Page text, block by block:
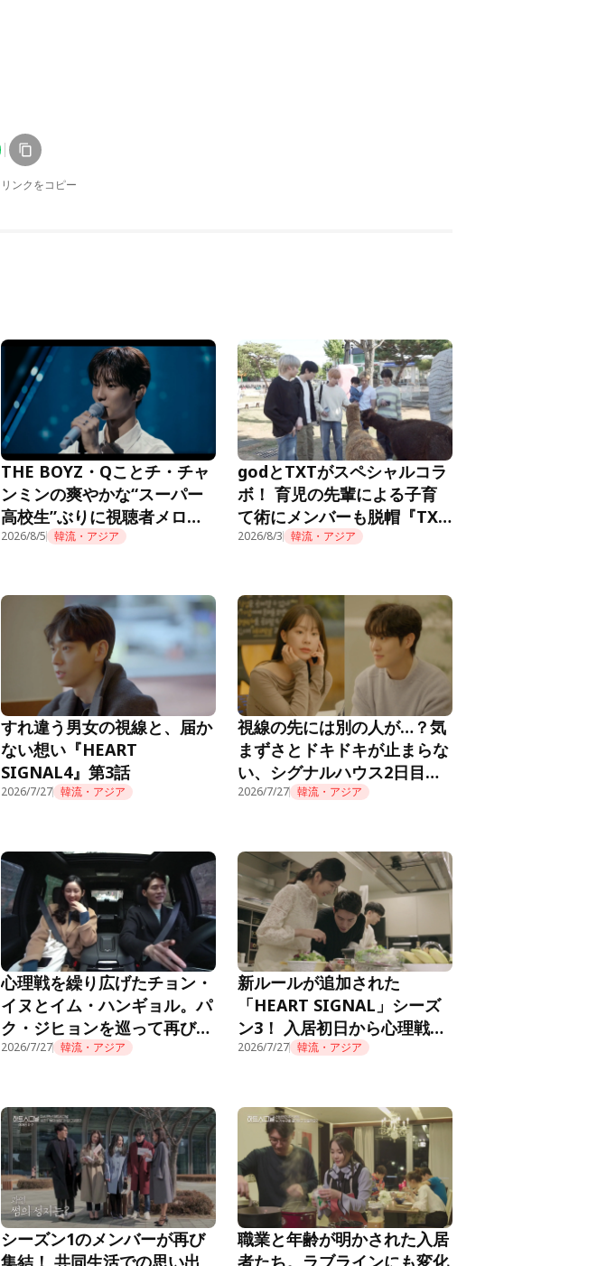
リンクをコピー
THE BOYZ・Qことチ・チャ
ンミンの爽やかな“スーパー
高校生”ぶりに視聴者メロメ
ロ「制服似合ってる」＜推し
2026/8/5 韓流・アジア
godとTXTがスペシャルコラ
ボ！ 育児の先輩による子育
て術にメンバーも脱帽『TXT
の育児日記』第10話
2026/8/3 韓流・アジア
すれ違う男女の視線と、届か
ない想い『HEART
SIGNAL4』第3話
2026/7/27 韓流・アジア
視線の先には別の人が…？気
まずさとドキドキが止まらな
い、シグナルハウス2日目の
朝『HEART SIGNAL4』第2
2026/7/27 韓流・アジア
心理戦を繰り広げたチョン・
イヌとイム・ハンギョル。パ
ク・ジヒョンを巡って再び火
花を燃やし……？！『HEART
2026/7/27 韓流・アジア
新ルールが追加された
「HEART SIGNAL」シーズ
ン3！ 入居初日から心理戦が
始まり……『HEART
2026/7/27 韓流・アジア
シーズン1のメンバーが再び
集結！ 共同生活での思い出
職業と年齢が明かされた入居
者たち。ラブラインにも変化